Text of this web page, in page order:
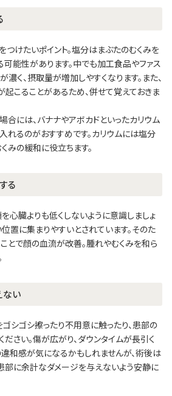
けたいポイント。塩分はまぶたのむくみを
能性があります。中でも加工食品やファス
濃く、摂取量が増加しやすくなります。また、
こることがあるため、併せて覚えておきま
には、バナナやアボカドといったカリウム
れるのがおすすめです。カリウムには塩分
みの緩和に役立ちます。
る
心臓よりも低くしないように意識しましょ
置に集まりやすいとされています。そのた
とで顔の血流が改善。腫れやむくみを和ら
ない
シゴシ擦ったり不用意に触ったり、患部の
さい。傷が広がり、ダウンタイムが長引く
和感が気になるかもしれませんが、術後は
部に余計なダメージを与えないよう安静に